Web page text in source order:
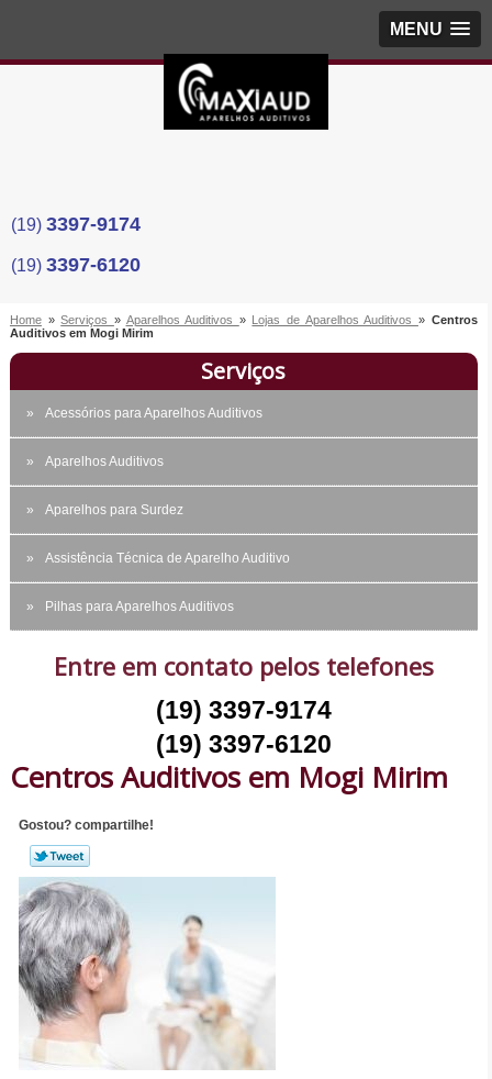
MENU
(19) 3397-9174
(19) 3397-6120
Home »Serviços » Aparelhos Auditivos » Lojas de Aparelhos Auditivos » Centros
Auditivos em Mogi Mirim
Serviços
Acessórios para Aparelhos Auditivos
Aparelhos Auditivos
Aparelhos para Surdez
Assistência Técnica de Aparelho Auditivo
Pilhas para Aparelhos Auditivos
Entre em contato pelos telefones
(19) 3397-9174
(19) 3397-6120
Centros Auditivos em Mogi Mirim
Gostou? compartilhe!